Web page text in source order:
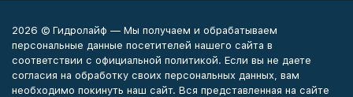
2026 © Гидролайф — Мы получаем и обрабатываем
персональные данные посетителей нашего сайта в
соответствии с официальной политикой. Если вы не даете
согласия на обработку своих персональных данных, вам
необходимо покинуть наш сайт. Вся представленная на сайте